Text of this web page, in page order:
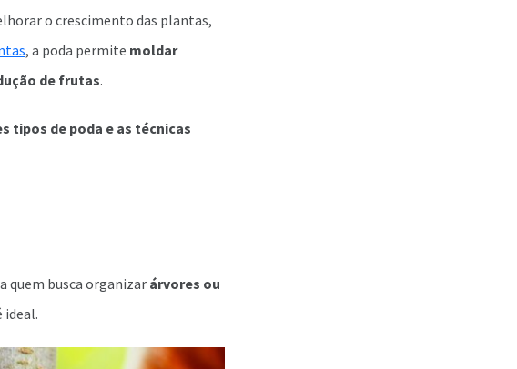
o crescimento das plantas,
, a poda permite moldar
de frutas.
tipos de poda e as técnicas
quem busca organizarárvores ou
ideal.